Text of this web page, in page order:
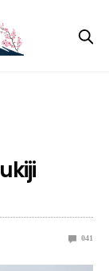
041